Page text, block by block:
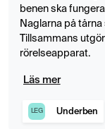
Undersökningen
benen ska
Naglarna på
Tillsammans
rörelseapparat.
Läs mer
LEG Underben